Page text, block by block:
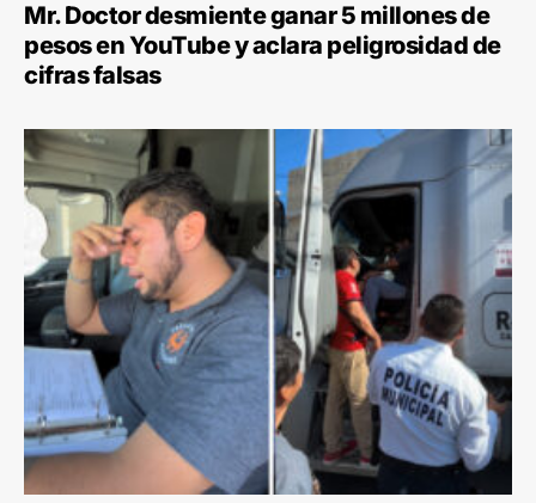
Mr. Doctor desmiente ganar 5 millones de
pesos en YouTube y aclara peligrosidad de
cifras falsas